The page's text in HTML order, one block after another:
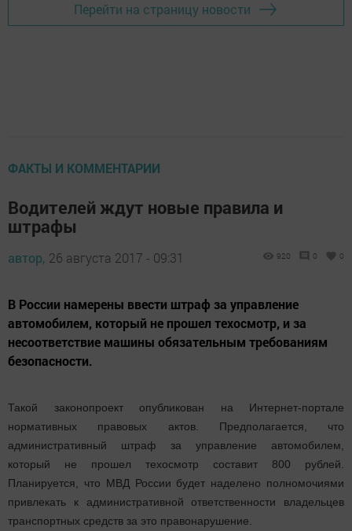
Перейти на страницу новости
ФАКТЫ И КОММЕНТАРИИ
Водителей ждут новые правила и
штрафы
автор, 26 августа 2017 - 09:31 920 0 0
В России намерены ввести штраф за управление
автомобилем, который не прошел техосмотр, и за
несоответствие машины обязательным требованиям
безопасности.
Такой законопроект опубликован на Интернет-портале
нормативных правовых актов. Предполагается, что
административный штраф за управление автомобилем,
который не прошел техосмотр составит 800 рублей.
Планируется, что МВД России будет наделено полномочиями
привлекать к административной ответственности владельцев
транспортных средств за это правонарушение.